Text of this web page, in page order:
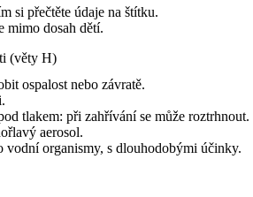
si přečtěte údaje na štítku.
mimo dosah dětí.
(věty H)
ospalost nebo závratě.
tlakem: při zahřívání se může roztrhnout.
aerosol.
organismy, s dlouhodobými účinky.